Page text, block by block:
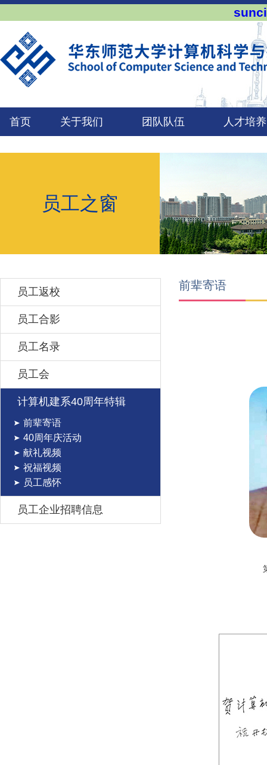
首页 关于我们 团队队伍 人才培养
员工之窗
员工返校
员工合影
员工名录
员工会
计算机建系40周年特辑
前辈寄语
40周年庆活动
献礼视频
祝福视频
员工感怀
员工企业招聘信息
前辈寄语